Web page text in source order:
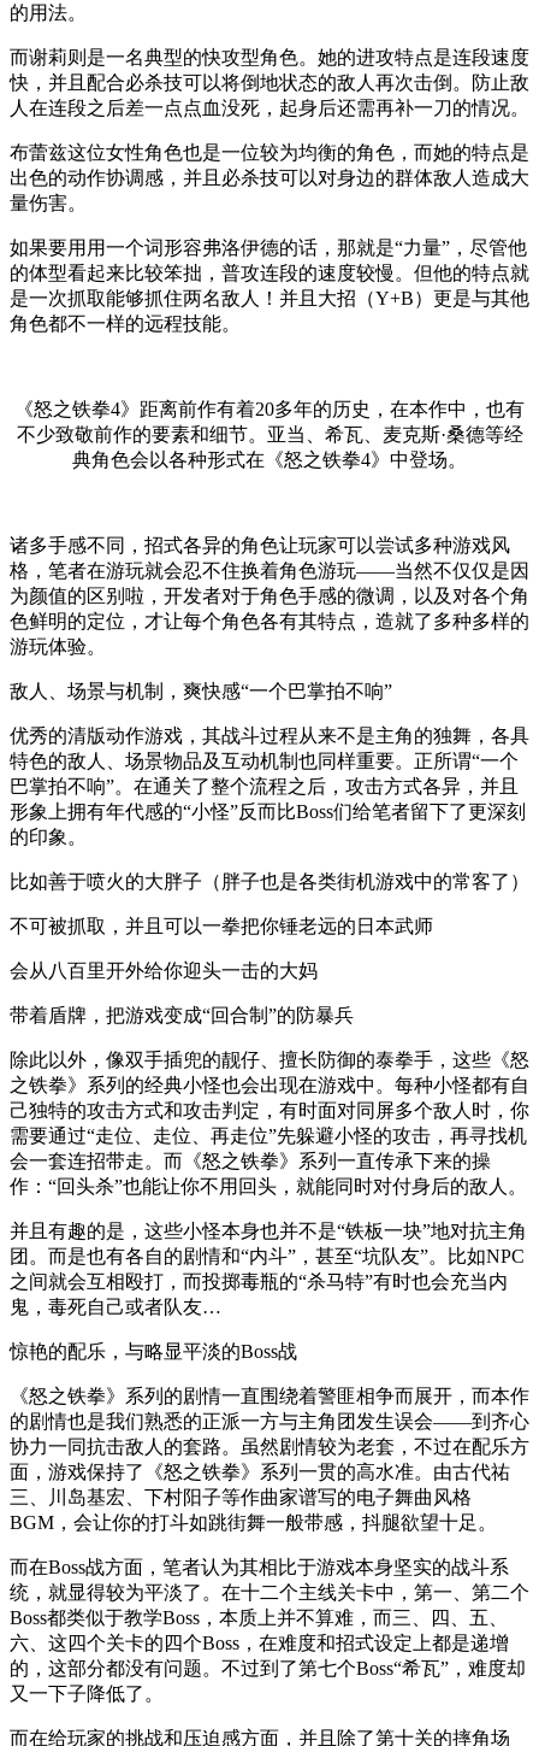
的用法。
而谢莉则是一名典型的快攻型角色。她的进攻特点是连段速度
快，并且配合必杀技可以将倒地状态的敌人再次击倒。防止敌
人在连段之后差一点点血没死，起身后还需再补一刀的情况。
布蕾兹这位女性角色也是一位较为均衡的角色，而她的特点是
出色的动作协调感，并且必杀技可以对身边的群体敌人造成大
量伤害。
如果要用用一个词形容弗洛伊德的话，那就是“力量”，尽管他
的体型看起来比较笨拙，普攻连段的速度较慢。但他的特点就
是一次抓取能够抓住两名敌人！并且大招（Y+B）更是与其他
角色都不一样的远程技能。
《怒之铁拳4》距离前作有着20多年的历史，在本作中，也有
不少致敬前作的要素和细节。亚当、希瓦、麦克斯·桑德等经
典角色会以各种形式在《怒之铁拳4》中登场。
诸多手感不同，招式各异的角色让玩家可以尝试多种游戏风
格，笔者在游玩就会忍不住换着角色游玩——当然不仅仅是因
为颜值的区别啦，开发者对于角色手感的微调，以及对各个角
色鲜明的定位，才让每个角色各有其特点，造就了多种多样的
游玩体验。
敌人、场景与机制，爽快感“一个巴掌拍不响”
优秀的清版动作游戏，其战斗过程从来不是主角的独舞，各具
特色的敌人、场景物品及互动机制也同样重要。正所谓“一个
巴掌拍不响”。在通关了整个流程之后，攻击方式各异，并且
形象上拥有年代感的“小怪”反而比Boss们给笔者留下了更深刻
的印象。
比如善于喷火的大胖子（胖子也是各类街机游戏中的常客了）
不可被抓取，并且可以一拳把你锤老远的日本武师
会从八百里开外给你迎头一击的大妈
带着盾牌，把游戏变成“回合制”的防暴兵
除此以外，像双手插兜的靓仔、擅长防御的泰拳手，这些《怒
之铁拳》系列的经典小怪也会出现在游戏中。每种小怪都有自
己独特的攻击方式和攻击判定，有时面对同屏多个敌人时，你
需要通过“走位、走位、再走位”先躲避小怪的攻击，再寻找机
会一套连招带走。而《怒之铁拳》系列一直传承下来的操
作：“回头杀”也能让你不用回头，就能同时对付身后的敌人。
并且有趣的是，这些小怪本身也并不是“铁板一块”地对抗主角
团。而是也有各自的剧情和“内斗”，甚至“坑队友”。比如NPC
之间就会互相殴打，而投掷毒瓶的“杀马特”有时也会充当内
鬼，毒死自己或者队友…
惊艳的配乐，与略显平淡的Boss战
《怒之铁拳》系列的剧情一直围绕着警匪相争而展开，而本作
的剧情也是我们熟悉的正派一方与主角团发生误会——到齐心
协力一同抗击敌人的套路。虽然剧情较为老套，不过在配乐方
面，游戏保持了《怒之铁拳》系列一贯的高水准。由古代祐
三、川岛基宏、下村阳子等作曲家谱写的电子舞曲风格
BGM，会让你的打斗如跳街舞一般带感，抖腿欲望十足。
而在Boss战方面，笔者认为其相比于游戏本身坚实的战斗系
统，就显得较为平淡了。在十二个主线关卡中，第一、第二个
Boss都类似于教学Boss，本质上并不算难，而三、四、五、
六、这四个关卡的四个Boss，在难度和招式设定上都是递增
的，这部分都没有问题。不过到了第七个Boss“希瓦”，难度却
又一下子降低了。
而在给玩家的挑战和压迫感方面，并且除了第十关的摔角场